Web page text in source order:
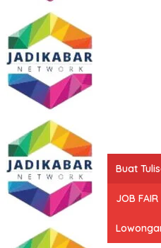
Buat
JOB FAIR